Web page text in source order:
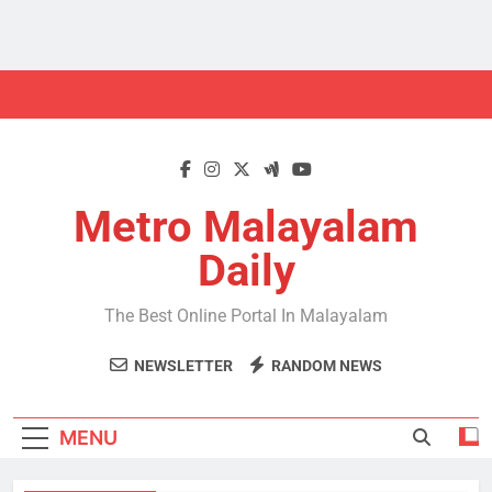
Metro Malayalam
Daily
The Best Online Portal In Malayalam
NEWSLETTER RANDOM NEWS
MENU